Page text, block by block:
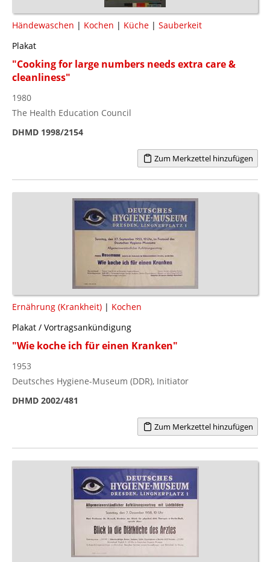
Händewaschen | Kochen | Küche | Sauberkeit
Plakat
"Cooking for large numbers needs extra care &
cleanliness"
1980
The Health Education Council
DHMD 1998/2154
Zum Merkzettel hinzufügen
Ernährung (Krankheit) | Kochen
Plakat / Vortragsankündigung
"Wie koche ich für einen Kranken"
1953
Deutsches Hygiene-Museum (DDR), Initiator
DHMD 2002/481
Zum Merkzettel hinzufügen